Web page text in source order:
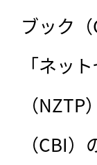
ブック
「ネッ
（
（CBI